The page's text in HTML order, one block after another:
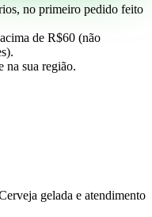
no primeiro pedido feito
de R$60 (não
na sua região.
gelada e atendimento